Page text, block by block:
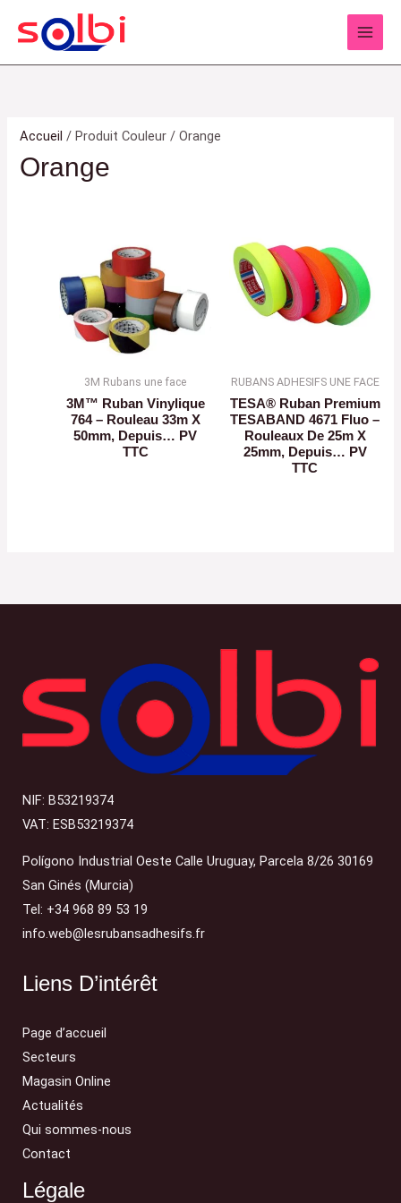
Accueil / Produit Couleur / Orange
Orange
3M Rubans une face
3M™ Ruban Vinylique
764 – Rouleau 33m X
50mm, Depuis… PV
TTC
RUBANS ADHESIFS UNE FACE
TESA® Ruban Premium
TESABAND 4671 Fluo –
Rouleaux De 25m X
25mm, Depuis… PV
TTC
NIF: B53219374
VAT: ESB53219374
Polígono Industrial Oeste Calle Uruguay, Parcela 8/26 30169
San Ginés (Murcia)
Tel: +34 968 89 53 19
info.web@lesrubansadhesifs.fr
Liens D’intérêt
Page d’accueil
Secteurs
Magasin Online
Actualités
Qui sommes-nous
Contact
Légale